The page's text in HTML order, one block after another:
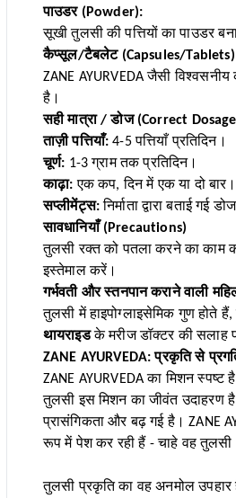
पाउडर (Powder):
सूखी तुलसी की पत्तियों का पाउडर
कैप्सूल/टैबलेट (Capsules/
ZANE AYURVEDA जैसी
है।
सही मात्रा / डोज (Correct
ताज़ी पत्तियाँ: 4-5 पत्तियाँ प्रतिदिन।
चूर्ण: 1-3 ग्राम तक प्रतिदिन।
काढ़ा: एक कप, दिन में एक या दो बार।
सप्लीमेंट्स:निर्माता द्वारा बताई गई
सावधानियाँ (Precautions)
तुलसी रक्त को पतला करने का काम
इस्तेमाल करें।
गर्भवती और स्तनपान कराने वाली
तुलसी में हाइपोग्लाइसेमिक गुण होते
थायराइडके मरीज डॉक्टर की सलाह
ZANE AYURVEDA: प्रकृति से
ZANE AYURVEDAका मिशन स्पष्ट
तुलसी इस मिशन का जीवंत उदाहरण
प्रासंगिकता और बढ़ गई है। ZANE
रूप में पेश कर रही हैं - चाहे वह तुलसी
तुलसी प्रकृति का वह अनमोल उपहार